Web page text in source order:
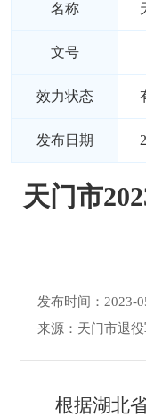
名称
文号
效力状态
发布日期
天门市
发布时间：2023-
来源：天门市退
根据湖北